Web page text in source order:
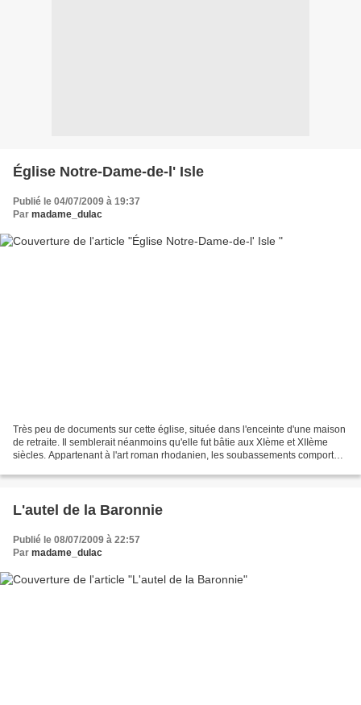
Église Notre-Dame-de-l' Isle
Publié le 04/07/2009 à 19:37
Par madame_dulac
Très peu de documents sur cette église, située dans l'enceinte d'une maison
de retraite. Il semblerait néanmoins qu'elle fut bâtie aux XIème et XIIème
siècles. Appartenant à l'art roman rhodanien, les soubassements comportent
L'autel de la Baronnie
Publié le 08/07/2009 à 22:57
Par madame_dulac